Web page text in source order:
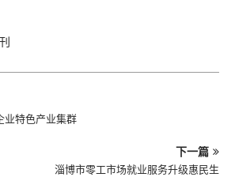
业特色产业集群
下一篇
淄博市零工市场就业服务升级惠民生